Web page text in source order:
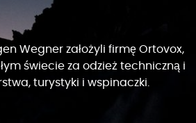
Wegner założyli firmę Ortovox,
świecie za odzież techniczną i
turystyki i wspinaczki.